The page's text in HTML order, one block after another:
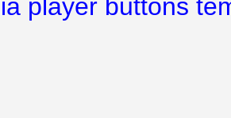
player buttons